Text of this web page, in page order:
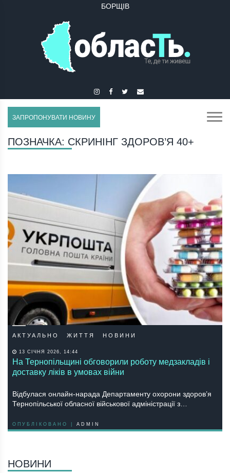
БОРЩІВ
ЗАПРОПОНУВАТИ НОВИНУ
ПОЗНАЧКА: СКРИНІНГ ЗДОРОВ’Я 40+
АКТУАЛЬНО ЖИТТЯ НОВИНИ
13 СІЧНЯ 2026, 14:44
На Тернопільщині обговорили роботу медзакладів і
доставку ліків в умовах війни
Відбулася онлайн-нарада Департаменту охорони здоров’я
Тернопільської обласної військової адміністрації з…
ОПУБЛІКОВАНО | ADMIN
НОВИНИ